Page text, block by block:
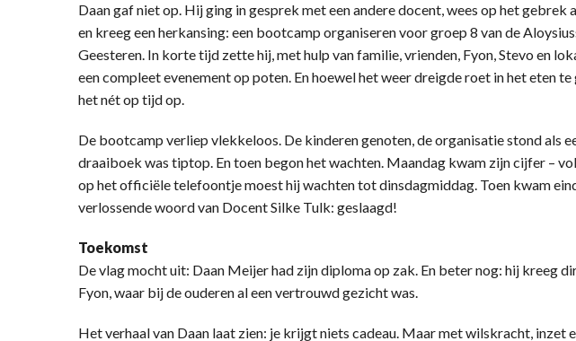
Daan gaf niet op. Hij ging in gesprek met een andere docent, wees op het gebrek
en kreeg een herkansing: een bootcamp organiseren voor groep 8 van de
Geesteren. In korte tijd zette hij, met hulp van familie, vrienden, Fyon, Stevo en
een compleet evenement op poten. En hoewel het weer dreigde roet in het eten
het nét op tijd op.
De bootcamp verliep vlekkeloos. De kinderen genoten, de organisatie stond als
draaiboek was tiptop. En toen begon het wachten. Maandag kwam zijn cijfer –
op het officiële telefoontje moest hij wachten tot dinsdagmiddag. Toen kwam
verlossende woord van Docent Silke Tulk: geslaagd!
Toekomst
De vlag mocht uit: Daan Meijer had zijn diploma op zak. En beter nog: hij kreeg
Fyon, waar bij de ouderen al een vertrouwd gezicht was.
Het verhaal van Daan laat zien: je krijgt niets cadeau. Maar met wilskracht, inzet